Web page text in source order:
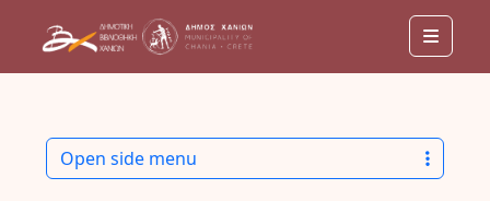
Menu
Open side menu